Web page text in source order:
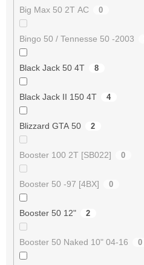
Big Max 50 2T AC 0
Bingo 50 / Tennesse 50 -2003
Black Jack 50 4T 8
Black Jack II 150 4T 4
Blizzard GTA 50 2
Booster 100 2T [SB022] 0
Booster 50 -97 [4BX] 0
Booster 50 12" 2
Booster 50 Naked 10" 04-16 0